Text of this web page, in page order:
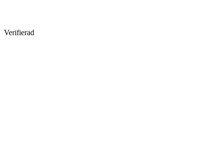
Verifierad